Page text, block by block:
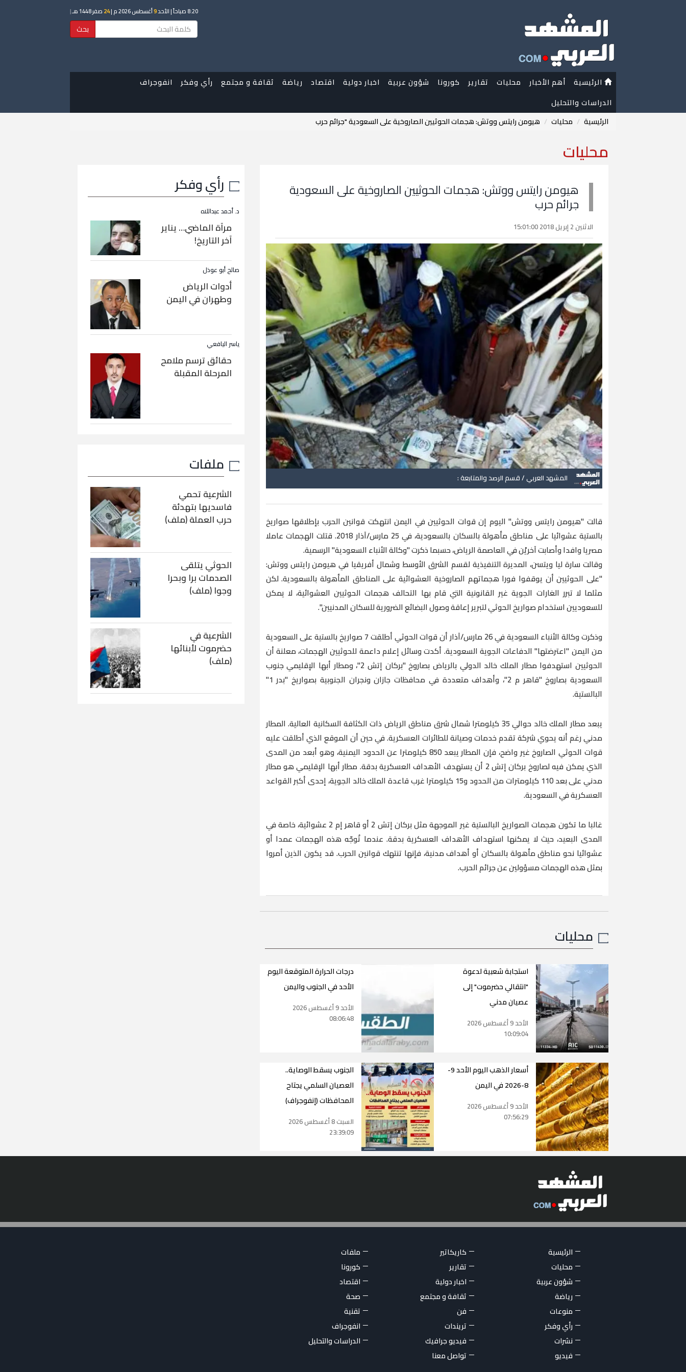
8:20 صباحاً | الأحد9أغسطس 2026 م | 24 صفر 1448 هـ |
بحث
الرئيسية أهم الأخبار محليات تقارير كورونا شؤون عربية اخبار دولية اقتصاد رياضة ثقافة و مجتمع رأي وفكر
انفوجراف
الدراسات والتحليل
الرئيسية
محليات هيومن رايتس ووتش: هجمات الحوثيين الصاروخية على السعودية "جرائم حرب
محليات
هيومن رايتس ووتش: هجمات الحوثيين الصاروخية على السعودية
جرائم حرب
الاثنين 2 إبريل 2018 15:01:00
المشهد العربي / قسم الرصد والمتابعة :
قالت "هيومن رايتس ووتش" اليوم إن قوات الحوثيين في اليمن انتهكت قوانين الحرب بإطلاقها صواريخ
بالستية عشوائيا على مناطق مأهولة بالسكان بالسعودية، في 25 مارس/آذار 2018. قتلت الهجمات عاملا
مصريا وافدا وأصابت آخريْن في العاصمة الرياض، حسبما ذكرت "وكالة الأنباء السعودية" الرسمية.
وقالت سارة ليا ويتسن، المديرة التنفيذية لقسم الشرق الأوسط وشمال أفريقيا في هيومن رايتس ووتش:
"على الحوثيين أن يوقفوا فورا هجماتهم الصاروخية العشوائية على المناطق المأهولة بالسعودية. لكن
مثلما لا تبرر الغارات الجوية غير القانونية التي قام بها التحالف هجمات الحوثيين العشوائية، لا يمكن
للسعوديين استخدام صواريخ الحوثي لتبرير إعاقة وصول البضائع الضرورية للسكان المدنيين".
وذكرت وكالة الأنباء السعودية في 26 مارس/آذار أن قوات الحوثي أطلقت 7 صواريخ بالستية على السعودية
من اليمن "اعترضتها" الدفاعات الجوية السعودية. أكدت وسائل إعلام داعمة للحوثيين الهجمات، معلنة أن
الحوثيين استهدفوا مطار الملك خالد الدولي بالرياض بصاروخ "بركان إتش 2"، ومطار أبها الإقليمي جنوب
السعودية بصاروخ "قاهر م 2"، وأهداف متعددة في محافظات جازان ونجران الجنوبية بصواريخ "بدر 1"
البالستية.
يبعد مطار الملك خالد حوالي 35 كيلومترا شمال شرق مناطق الرياض ذات الكثافة السكانية العالية. المطار
مدني رغم أنه يحوي شركة تقدم خدمات وصيانة للطائرات العسكرية. في حين أن الموقع الذي أطلقت عليه
قوات الحوثي الصاروخ غير واضح، فإن المطار يبعد 850 كيلومترا عن الحدود اليمنية، وهو أبعد من المدى
الذي يمكن فيه لصاروخ بركان إتش 2 أن يستهدف الأهداف العسكرية بدقة. مطار أبها الإقليمي هو مطار
مدني على بعد 110 كيلومترات من الحدود و15 كيلومترا غرب قاعدة الملك خالد الجوية، إحدى أكبر القواعد
العسكرية في السعودية.
غالبا ما تكون هجمات الصواريخ البالستية غير الموجهة مثل بركان إتش 2 أو قاهر إم 2 عشوائية، خاصة في
المدى البعيد، حيث لا يمكنها استهداف الأهداف العسكرية بدقة. عندما تُوجّه هذه الهجمات عمدا أو
عشوائيا نحو مناطق مأهولة بالسكان أو أهداف مدنية، فإنها تنتهك قوانين الحرب. قد يكون الذين أمروا
بمثل هذه الهجمات مسؤولين عن جرائم الحرب.
محليات
استجابة شعبية لدعوة
"انتقالي حضرموت" إلى
عصيان مدني
الأحد 9 أغسطس 2026
10:09:04
درجات الحرارة المتوقعة اليوم
الأحد في الجنوب واليمن
الأحد 9 أغسطس 2026
08:06:48
أسعار الذهب اليوم الأحد 9-
8-2026 في اليمن
الأحد 9 أغسطس 2026
07:56:29
الجنوب يسقط الوصاية..
العصيان السلمي يجتاح
المحافظات (إنفوجراف)
السبت 8 أغسطس 2026
23:39:09
رأي وفكر
د. أحمد عبداللاه
مرآة الماضي… يناير
آخر التاريخ!
صالح أبو عوذل
أدوات الرياض
وطهران في اليمن
ياسر اليافعي
حقائق ترسم ملامح
المرحلة المقبلة
ملفات
الشرعية تحمي
فاسديها بتهدئة
حرب العملة (ملف)
الحوثي يتلقى
الصدمات برا وبحرا
وجوا (ملف)
الشرعية في
حضرموت لأبنائها
(ملف)
الرئيسية كاريكاتير
ملفات
محليات
تقارير
كورونا
شؤون عربية
اخبار دولية
اقتصاد
رياضة
ثقافة و مجتمع
صحة
منوعات
فن
تقنية
رأي وفكر
تريندات
انفوجراف
نشرات
فيديو جرافيك
الدراسات والتحليل
فيديو
تواصل معنا